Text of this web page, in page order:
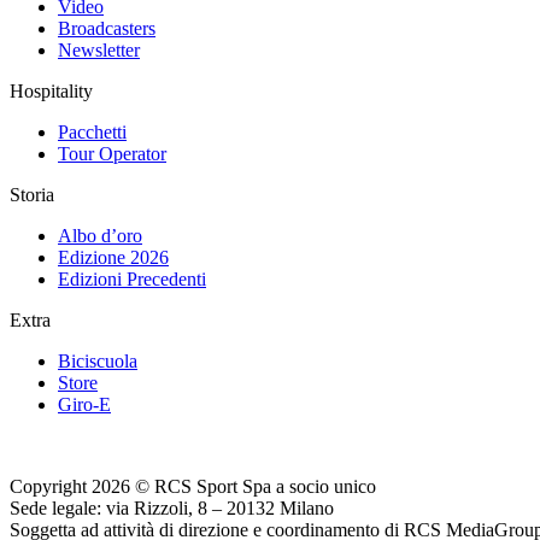
Video
Broadcasters
Newsletter
Hospitality
Pacchetti
Tour Operator
Storia
Albo d’oro
Edizione 2026
Edizioni Precedenti
Extra
Biciscuola
Store
Giro-E
Copyright 2026 © RCS Sport Spa a socio unico
Sede legale: via Rizzoli, 8 – 20132 Milano
Soggetta ad attività di direzione e coordinamento di RCS